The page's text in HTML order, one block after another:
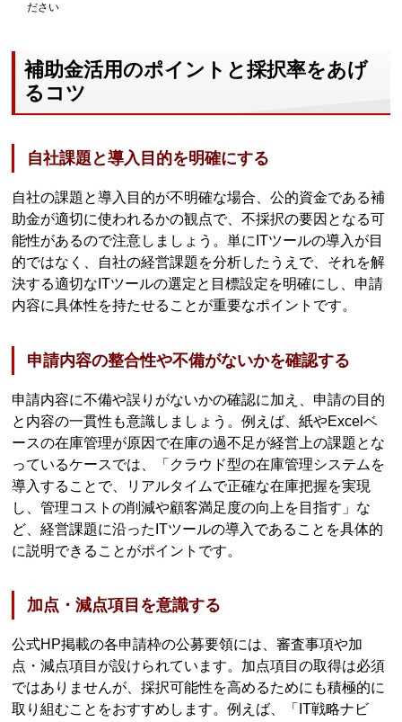
ださい
補助金活用のポイントと採択率をあげ
るコツ
自社課題と導入目的を明確にする
自社の課題と導入目的が不明確な場合、公的資金である補
助金が適切に使われるかの観点で、不採択の要因となる可
能性があるので注意しましょう。単にITツールの導入が目
的ではなく、自社の経営課題を分析したうえで、それを解
決する適切なITツールの選定と目標設定を明確にし、申請
内容に具体性を持たせることが重要なポイントです。
申請内容の整合性や不備がないかを確認する
申請内容に不備や誤りがないかの確認に加え、申請の目的
と内容の一貫性も意識しましょう。例えば、紙やExcelベ
ースの在庫管理が原因で在庫の過不足が経営上の課題とな
っているケースでは、「クラウド型の在庫管理システムを
導入することで、リアルタイムで正確な在庫把握を実現
し、管理コストの削減や顧客満足度の向上を目指す」な
ど、経営課題に沿ったITツールの導入であることを具体的
に説明できることがポイントです。
加点・減点項目を意識する
公式HP掲載の各申請枠の公募要領には、審査事項や加
点・減点項目が設けられています。加点項目の取得は必須
ではありませんが、採択可能性を高めるためにも積極的に
取り組むことをおすすめします。例えば、「IT戦略ナビ